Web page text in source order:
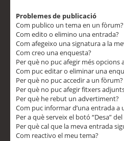
Problemes de publicació
Com publico un tema en un fòrum?
Com edito o elimino una entrada?
Com afegeixo una signatura a la
Com creo una enquesta?
Per què no puc afegir més opcions
Com puc editar o eliminar una
Per què no puc accedir a un fòrum?
Per què no puc afegir fitxers
Per què he rebut un advertiment?
Com puc informar d’una entrada a
Per a què serveix el botó “Desa”
Per què cal que la meva entrada
Com reactivo el meu tema?